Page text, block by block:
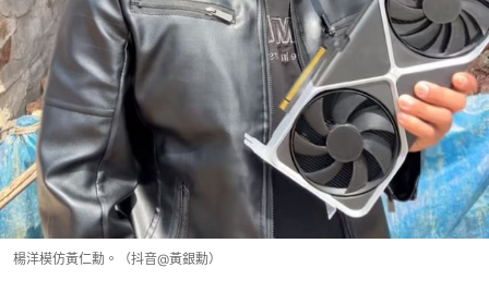
楊洋模仿黃仁勳。（抖音@黃銀勳）